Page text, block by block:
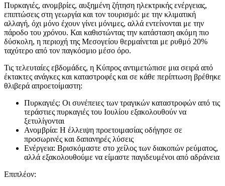
Πυρκαγιές, ανομβρίες, αυξημένη ζήτηση ηλεκτρικής ενέργειας,
επιπτώσεις στη γεωργία και τον τουρισμό: με την κλιματική
αλλαγή, όχι μόνο έχουν γίνει μόνιμες, αλλά εντείνονται με την
πάροδο του χρόνου. Και καθιστώντας την κατάσταση ακόμη πιο
δύσκολη, η περιοχή της Μεσογείου θερμαίνεται με ρυθμό 20%
ταχύτερο από τον παγκόσμιο μέσο όρο.
Τις τελευταίες εβδομάδες, η Κύπρος αντιμετώπισε μια σειρά από
έκτακτες ανάγκες και καταστροφές και σε κάθε περίπτωση βρέθηκε
θλιβερά απροετοίμαστη:
Πυρκαγιές: Οι συνέπειες των τραγικών καταστροφών από τις
τεράστιες πυρκαγιές του Ιουλίου εξακολουθούν να
ξετυλίγονται
Ανομβρία: Η έλλειψη προετοιμασίας οδήγησε σε
προσωρινές και δαπανηρές λύσεις
Ενέργεια: Βρισκόμαστε στο χείλος των διακοπών ρεύματος,
αλλά εξακολουθούμε να είμαστε παγιδευμένοι από αδράνεια
Επιπλέον: